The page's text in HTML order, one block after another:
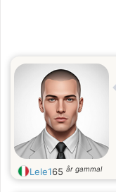
Lele165 år gammal